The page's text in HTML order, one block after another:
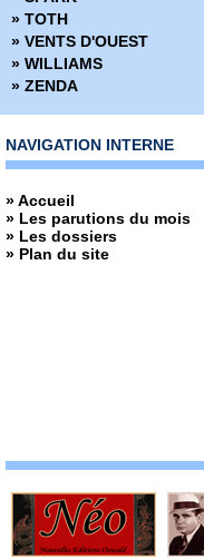
» TOTH
» VENTS D'OUEST
» WILLIAMS
» ZENDA
NAVIGATION INTERNE
» Accueil
» Les parutions du mois
» Les dossiers
» Plan du site